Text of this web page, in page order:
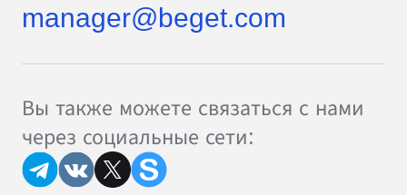
manager@beget.com
Вы также можете связаться с нами
через социальные сети: